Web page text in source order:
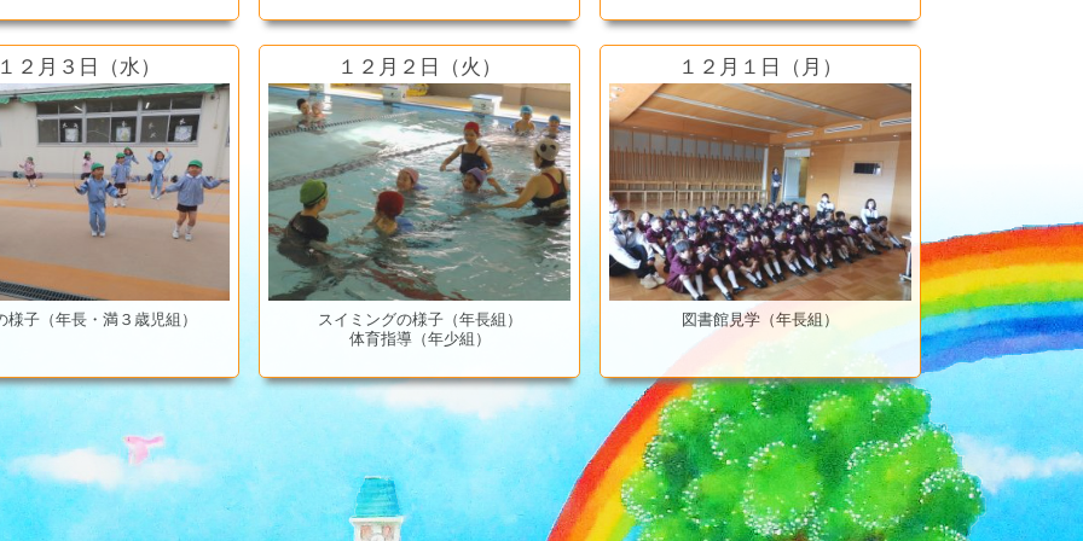
２月３日（水）
様子（年長・満３歳児組）
１２月２日（火）
スイミングの様子（年長組）
体育指導（年少組）
１２月１日（月）
図書館見学（年長組）